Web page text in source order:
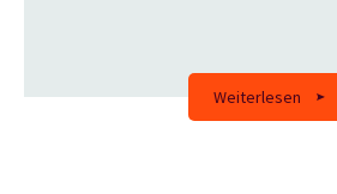
Weiterlesen